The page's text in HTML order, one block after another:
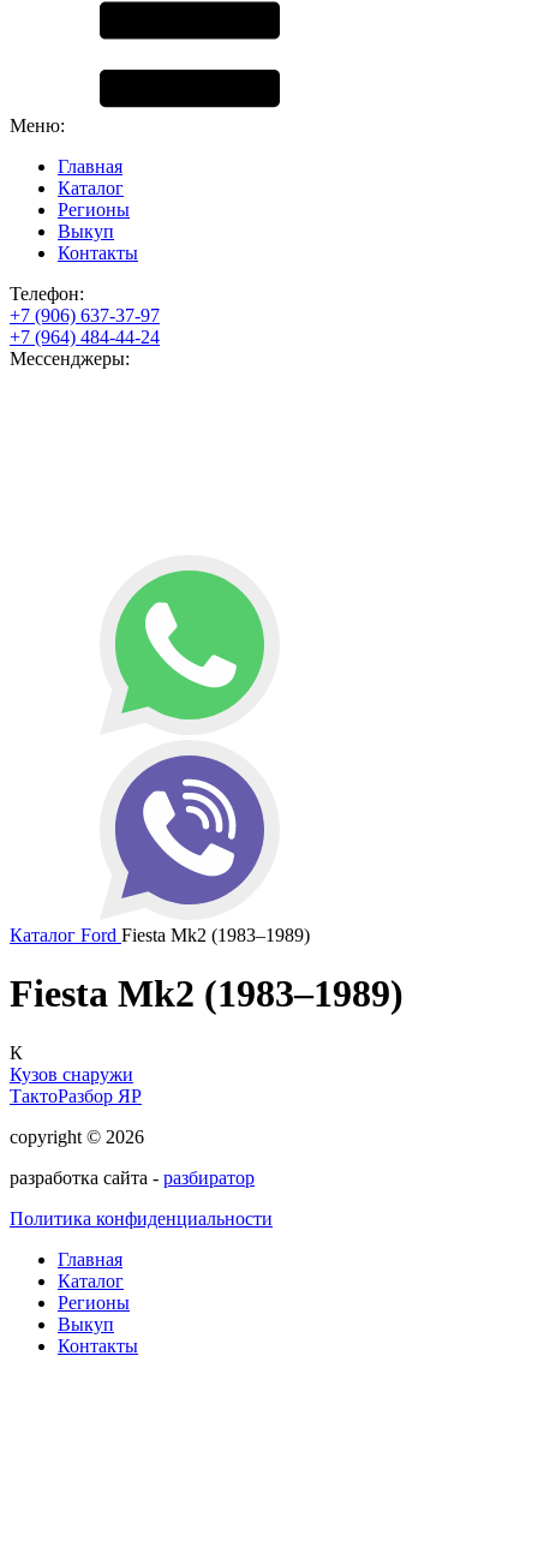
Меню:
Главная
Каталог
Регионы
Выкуп
Контакты
Телефон:
+7 (906) 637-37-97
+7 (964) 484-44-24
Мессенджеры:
Каталог Ford Fiesta Mk2 (1983–1989)
Fiesta Mk2 (1983–1989)
К
Кузов снаружи
ТактоРазбор ЯР
copyright © 2026
разработка сайта - разбиратор
Политика конфиденциальности
Главная
Каталог
Регионы
Выкуп
Контакты